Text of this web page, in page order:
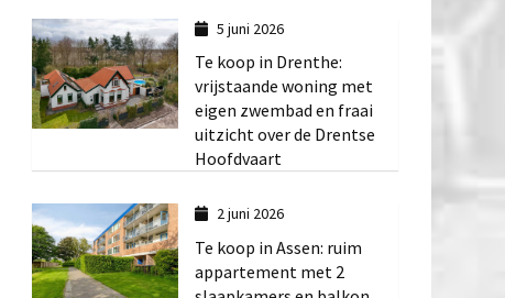
5 juni 2026
Te koop in Drenthe:
vrijstaande woning met
eigen zwembad en fraai
uitzicht over de Drentse
Hoofdvaart
2 juni 2026
Te koop in Assen: ruim
appartement met 2